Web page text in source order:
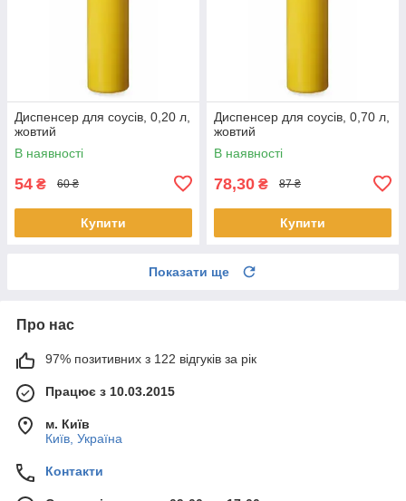
Диспенсер для соусів, 0,20 л,
жовтий
В наявності
54 ₴ 60 ₴
Купити
Диспенсер для соусів, 0,70 л,
жовтий
В наявності
78,30 ₴ 87 ₴
Купити
Показати ще
Про нас
97% позитивних з 122 відгуків за рік
Працює з 10.03.2015
м. Київ
Київ, Україна
Контакти